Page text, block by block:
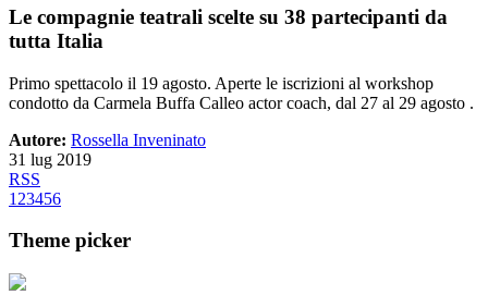
Le compagnie teatrali scelte su 38 partecipanti da
tutta Italia
Primo spettacolo il 19 agosto. Aperte le iscrizioni al workshop
condotto da Carmela Buffa Calleo actor coach, dal 27 al 29 agosto .
Autore: Rossella Inveninato
31 lug 2019
RSS
1 23456
Theme picker